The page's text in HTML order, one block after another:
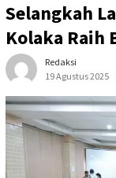
Selangkah
Kolaka Raih
Redaksi
19 Agustus 2025